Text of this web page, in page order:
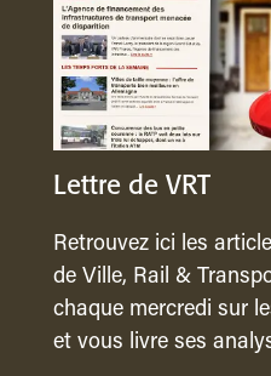
Lettre de VRT
Retrouvez ici les
de Ville, Rail &
chaque mercredi sur
et vous livre ses